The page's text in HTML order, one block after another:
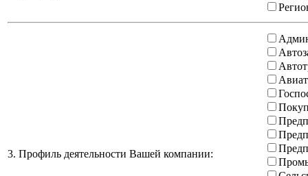
3. Профиль деятельности Вашей компании: